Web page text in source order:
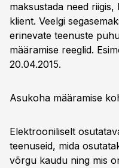
maksustada need
klient. Veelgi
erinevate teenuste
määramise reeglid.
20.04.2015.
Asukoha määramise
Elektrooniliselt
teenuseid, mida
võrgu kaudu ning mis